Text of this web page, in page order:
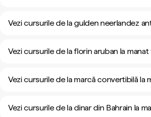
Vezi cursurile de la gulden neerlandez
Vezi cursurile de la florin aruban la
Vezi cursurile de la marcă convertibilă la
Vezi cursurile de la dinar din Bahrain la